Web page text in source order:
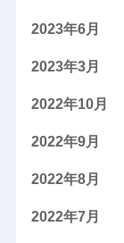
2023年6月
2023年3月
2022年10月
2022年9月
2022年8月
2022年7月